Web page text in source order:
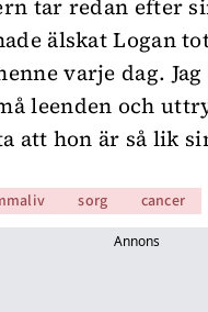
tar redan efter
älskat Logan
varje dag.
leenden och
att hon är så lik
sorg cancer
Annons